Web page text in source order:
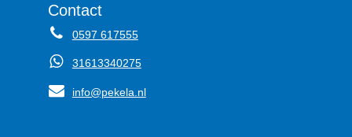
Contact
0597 617555
31613340275
info@pekela.nl